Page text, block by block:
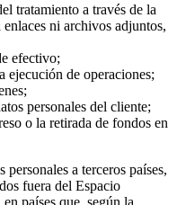
tratamiento a través de la
ni archivos adjuntos,
efectivo;
ejecución de operaciones;
personales del cliente;
o la retirada de fondos en
personales a terceros países,
fuera del Espacio
países que, según la